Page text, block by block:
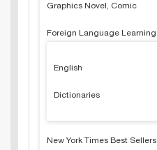
Graphics Novel, Comic
Foreign Language Learning
English
Dictionaries
New York Times Best Sellers